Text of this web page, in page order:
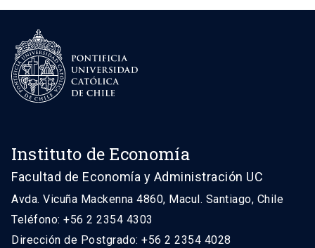
Instituto de Economía
Facultad de Economía y Administración UC
Avda. Vicuña Mackenna 4860, Macul. Santiago, Chile
Teléfono: +56 2 2354 4303
Dirección de Postgrado: +56 2 2354 4028